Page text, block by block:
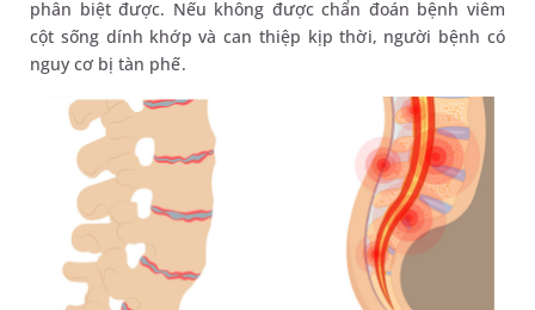
phân biệt được. Nếu không được chẩn đoán bệnh viêm
cột sống dính khớp và can thiệp kịp thời, người bệnh có
nguy cơ bị tàn phế.